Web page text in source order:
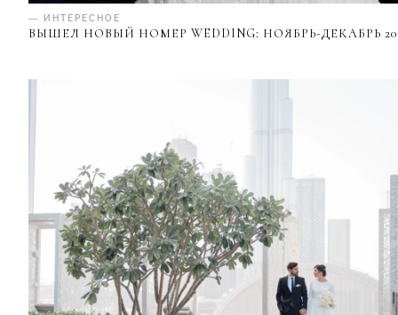
— ИНТЕРЕСНОЕ
ВЫШЕЛ НОВЫЙ НОМЕР WEDDING: НОЯБРЬ-ДЕКАБРЬ